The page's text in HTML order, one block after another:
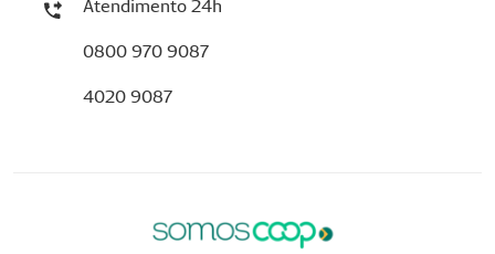
Atendimento 24h
0800 970 9087
4020 9087